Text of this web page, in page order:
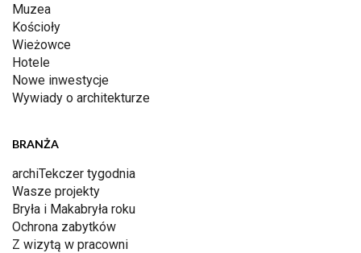
Muzea
Kościoły
Wieżowce
Hotele
Nowe inwestycje
Wywiady o architekturze
BRANŻA
archiTekczer tygodnia
Wasze projekty
Bryła i Makabryła roku
Ochrona zabytków
Z wizytą w pracowni